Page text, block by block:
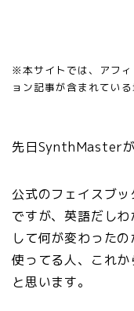
※本サイトでは、アフ
ョン記事が含まれている
先日SynthMasterが
公式のフェイスブ
ですが、英語だし
して何が変わった
使ってる人、これ
と思います。